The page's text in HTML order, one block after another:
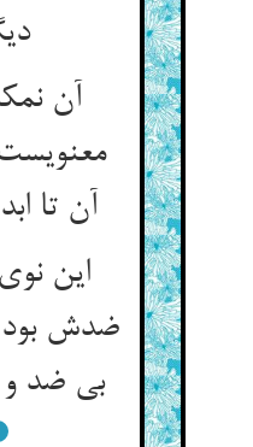
دیگرست
آن
این
ضدش
بی ضد و بی ند و عدد